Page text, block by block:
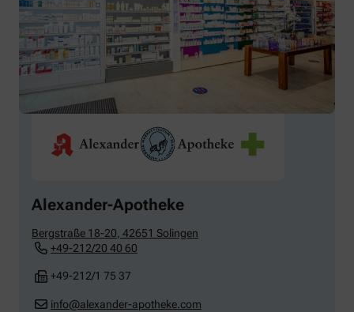
Alexander-Apotheke
Bergstraße 18-20 42651 Solingen
+49-212/20 40 60
+49-212/1 75 37
info@alexander-apotheke.com